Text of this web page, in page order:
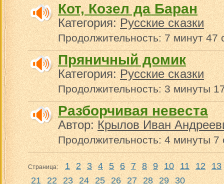
Кот, Козел да Баран
Категория:Русские сказки
Продолжительность: 7 минут 47
Пряничный домик
Категория:Русские сказки
Продолжительность: 3 минуты
Разборчивая невеста
Автор:Крылов Иван
Продолжительность: 4 минуты 7
Страница: 1 2 3 4 5 6 7 8 9 10 11 12 13
21
22 23 24 25 26 27 28 29 30